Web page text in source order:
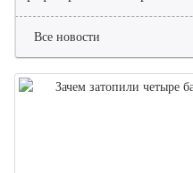
Все новости